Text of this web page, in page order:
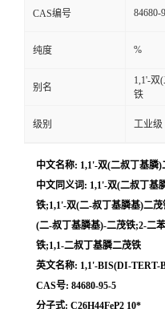
CAS编号 84680-
纯度 %
别名
1,1'-双
铁
级别 工业级
中文名称: 1,1'-双(二叔丁基膦)
中文同义词: 1,1'-双(二叔丁基
铁;1,1'-双(二-叔丁基膦基)二
(二-叔丁基膦基)-二茂铁;2-二
铁;1,1-二叔丁基膦二茂铁
英文名称: 1,1'-BIS(DI-TERT-
CAS号: 84680-95-5
分子式: C26H44FeP2 10*